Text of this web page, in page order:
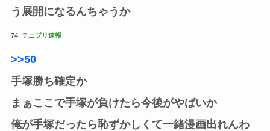
う展開になるんちゃうか
74: テニプリ速報
>>50
手塚勝ち確定か
まぁここで手塚が負けたら今後がやばいか
俺が手塚だったら恥ずかしくて一緒漫画出れんわ